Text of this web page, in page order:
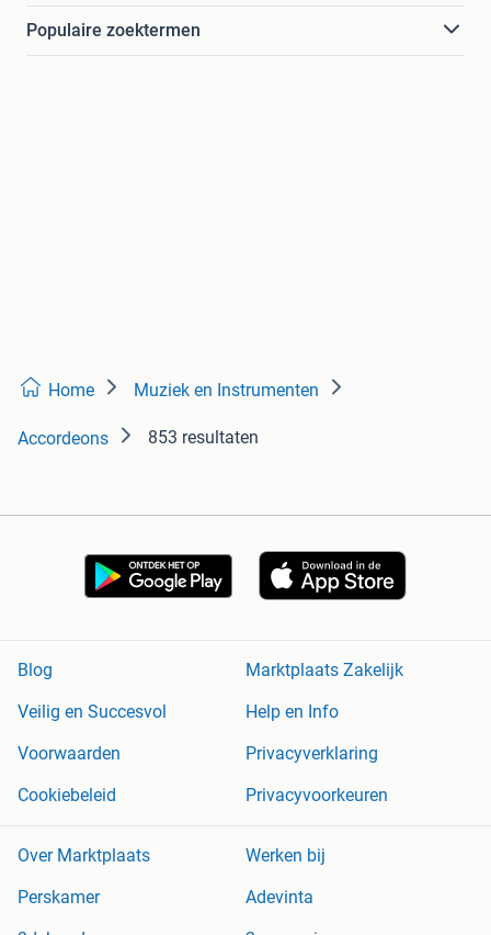
Populaire zoektermen
Home Muziek en Instrumenten
Accordeons 853 resultaten
Blog
Marktplaats Zakelijk
Veilig en Succesvol
Help en Info
Voorwaarden
Privacyverklaring
Cookiebeleid
Privacyvoorkeuren
Over Marktplaats
Werken bij
Perskamer
Adevinta